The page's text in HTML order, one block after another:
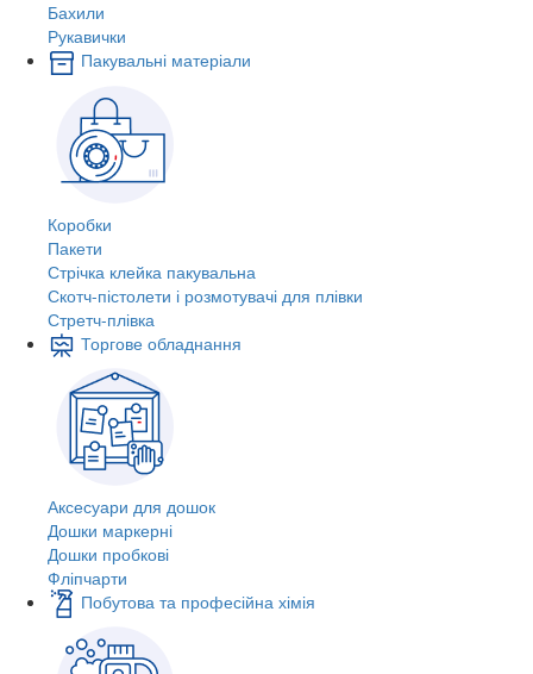
Бахили
Рукавички
Пакувальні матеріали
Коробки
Пакети
Стрічка клейка пакувальна
Скотч-пістолети і розмотувачі для плівки
Стретч-плівка
Торгове обладнання
Аксесуари для дошок
Дошки маркерні
Дошки пробкові
Фліпчарти
Побутова та професійна хімія